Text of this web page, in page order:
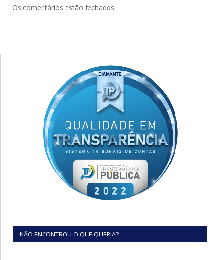
Os comentários estão fechados.
NÃO ENCONTROU O QUE QUERIA?